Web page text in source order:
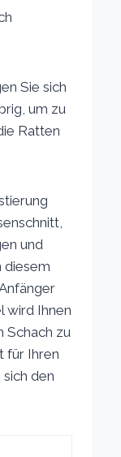
Sie sich
um zu
Ratten
und
diesem
wird Ihnen
Schach zu
für Ihren
den